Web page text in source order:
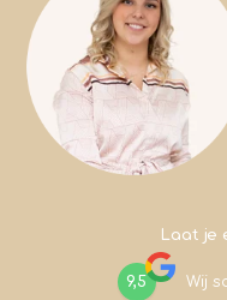
Laat je
9,5 Wij